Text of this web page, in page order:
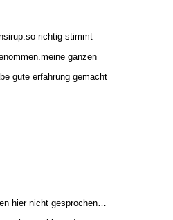
richtig stimmt
ganzen
gute erfahrung gemacht
hier nicht gesprochen…